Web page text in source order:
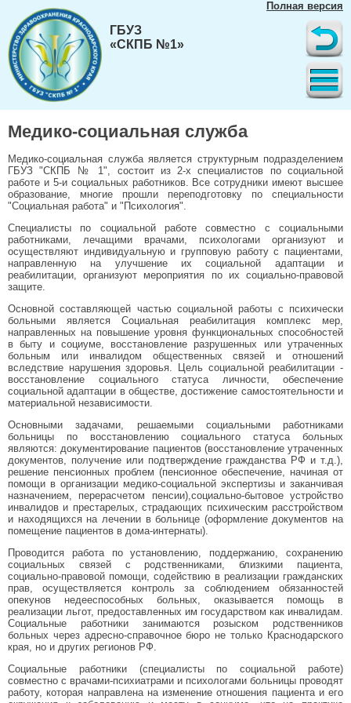
Полная версия
ГБУЗ
«СКПБ №1»
Медико-социальная служба
Медико-социальная служба является структурным подразделением
ГБУЗ "СКПБ № 1", состоит из 2-х специалистов по социальной
работе и 5-и социальных работников. Все сотрудники имеют высшее
образование, многие прошли переподготовку по специальности
"Социальная работа" и "Психология".
Специалисты по социальной работе совместно с социальными
работниками, лечащими врачами, психологами организуют и
осуществляют индивидуальную и групповую работу с пациентами,
направленную на улучшение их социальной адаптации и
реабилитации, организуют мероприятия по их социально-правовой
защите.
Основной составляющей частью социальной работы с психически
больными является Социальная реабилитация комплекс мер,
направленных на повышение уровня функциональных способностей
в быту и социуме, восстановление разрушенных или утраченных
больным или инвалидом общественных связей и отношений
вследствие нарушения здоровья. Цель социальной реабилитации -
восстановление социального статуса личности, обеспечение
социальной адаптации в обществе, достижение самостоятельности и
материальной независимости.
Основными задачами, решаемыми социальными работниками
больницы по восстановлению социального статуса больных
являются: документирование пациентов (восстановление утраченных
документов, получение или подтверждение гражданства РФ и т.д.),
решение пенсионных проблем (пенсионное обеспечение, начиная от
помощи в организации медико-социальной экспертизы и заканчивая
назначением, перерасчетом пенсии),социально-бытовое устройство
инвалидов и престарелых, страдающих психическим расстройством
и находящихся на лечении в больнице (оформление документов на
помещение пациентов в дома-интернаты).
Проводится работа по установлению, поддержанию, сохранению
социальных связей с родственниками, близкими пациента,
социально-правовой помощи, содействию в реализации гражданских
прав, осуществляется контроль за соблюдением обязанностей
опекунов недееспособных больных, оказывается помощь в
реализации льгот, предоставленных им государством как инвалидам.
Социальные работники занимаются розыском родственников
больных через адресно-справочное бюро не только Краснодарского
края, но и других регионов РФ.
Социальные работники (специалисты по социальной работе)
совместно с врачами-психиатрами и психологами больницы проводят
работу, которая направлена на изменение отношения пациента и его